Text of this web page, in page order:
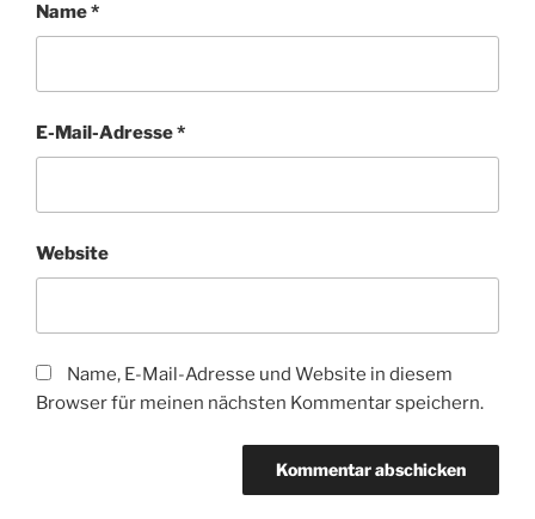
Name*
E-Mail-Adresse*
Website
Name, E-Mail-Adresse und Website in diesem
Browser für meinen nächsten Kommentar speichern.